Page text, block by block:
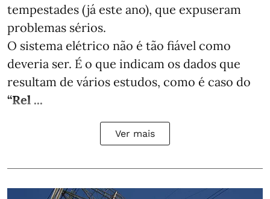
tempestades (já este ano), que expuseram
problemas sérios.
O sistema elétrico não é tão fiável como
deveria ser. É o que indicam os dados que
resultam de vários estudos, como é caso do
“Rel ...
Ver mais